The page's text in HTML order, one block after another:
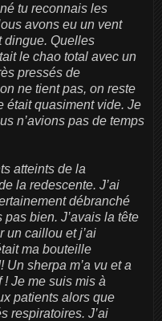
tu reconnais les
avons eu un vent
dingue. Quelles
le chao total avec un
pressés de
ne tient pas, on reste
était quasiment vide. Je
n’avions pas de temps
atteints de la
la redescente. J’ai
débranché
pas bien. J’avais la tête
un caillou et j’ai
ma bouteille
Un sherpa m’a vu et a
Je me suis mis à
patients alors que
respiratoires. J’ai